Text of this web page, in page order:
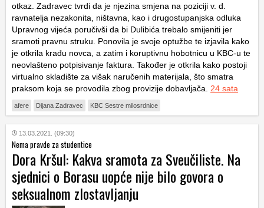
otkaz. Zadravec tvrdi da je njezina smjena na poziciji v. d.
ravnatelja nezakonita, ništavna, kao i drugostupanjska odluka
Upravnog vijeća poručivši da bi Dulibića trebalo smijeniti jer
sramoti pravnu struku. Ponovila je svoje optužbe te izjavila kako
je otkrila krađu novca, a zatim i koruptivnu hobotnicu u KBC-u te
neovlašteno potpisivanje faktura. Također je otkrila kako postoji
virtualno skladište za višak naručenih materijala, što smatra
praksom koja se provodila zbog provizije dobavljača. 24 sata
afere Dijana Zadravec KBC Sestre milosrdnice
13.03.2021. (09:30)
Nema pravde za studentice
Dora Kršul: Kakva sramota za Sveučiliste. Na
sjednici o Borasu uopće nije bilo govora o
seksualnom zlostavljanju